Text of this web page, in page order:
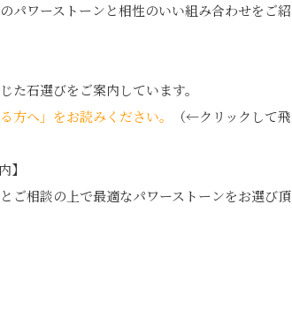
ワーストーンと相性のいい組み合わせをご紹
石選びをご案内しています。
方へ」をお読みください。 （←クリックして飛
】
相談の上で最適なパワーストーンをお選び頂